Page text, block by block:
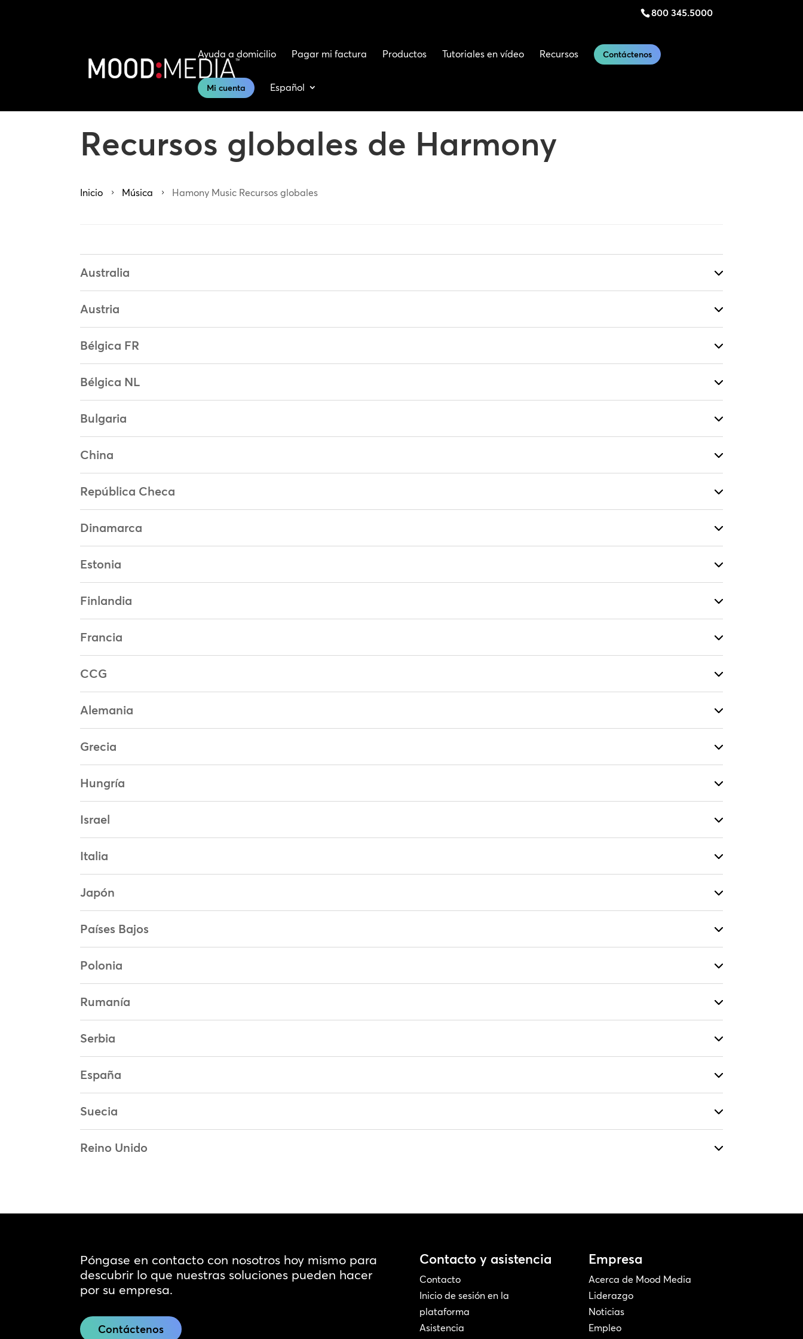
800 345.5000
Ayuda a domicilio Pagar mi factura Productos Tutoriales en vídeo Recursos Contáctenos
Mi cuenta Español
Recursos globales de Harmony
Inicio 5 Música 5 Hamony Music Recursos globales
Australia
Austria
Bélgica FR
Bélgica NL
Bulgaria
China
República Checa
Dinamarca
Estonia
Finlandia
Francia
CCG
Alemania
Grecia
Hungría
Israel
Italia
Japón
Países Bajos
Polonia
Rumanía
Serbia
España
Suecia
Reino Unido
Póngase en contacto con nosotros hoy mismo para
descubrir lo que nuestras soluciones pueden hacer
por su empresa.
Contáctenos
Contacto y asistencia
Contacto
Inicio de sesión en la
plataforma
Asistencia
Empresa
Acerca de Mood Media
Liderazgo
Noticias
Empleo